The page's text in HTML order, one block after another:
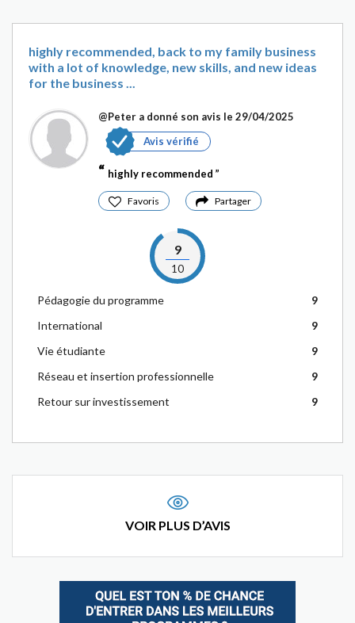
highly recommended, back to my family business
with a lot of knowledge, new skills, and new ideas
for the business ...
@Peter a donné son avis le 29/04/2025
Avis vérifié
highly recommended
Favoris Partager
9
10
Pédagogie du programme
9
International
9
Vie étudiante
9
Réseau et insertion professionnelle
9
Retour sur investissement
9
VOIR PLUS D’AVIS